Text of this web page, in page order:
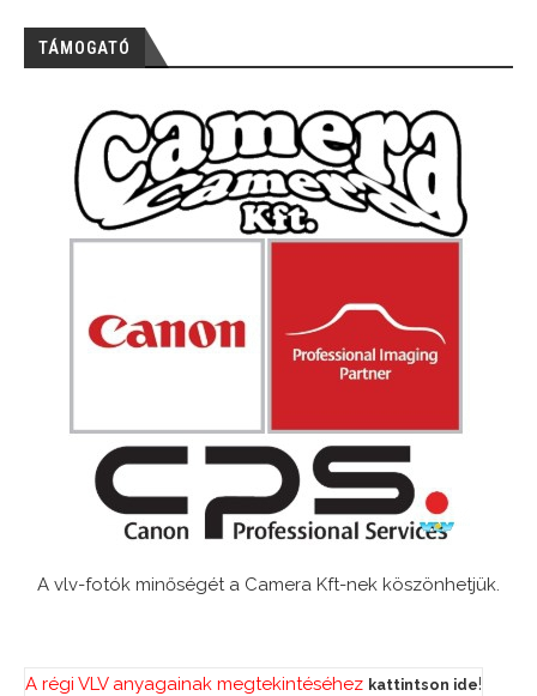
TÁMOGATÓ
A vlv-fotók minőségét a Camera Kft-nek köszönhetjük.
A régi VLV anyagainak megtekintéséhez kattintson ide!